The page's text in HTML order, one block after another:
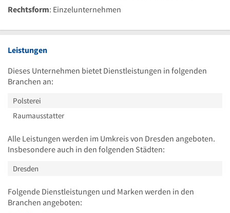
Rechtsform: Einzelunternehmen
Leistungen
Dieses Unternehmen bietet Dienstleistungen in folgenden
Branchen an:
Polsterei
Raumausstatter
Alle Leistungen werden im Umkreis von Dresden angeboten.
Insbesondere auch in den folgenden Städten:
Dresden
Folgende Dienstleistungen und Marken werden in den
Branchen angeboten: